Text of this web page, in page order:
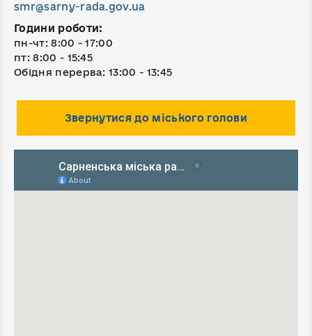
smr@sarny-rada.gov.ua
Години роботи:
пн-чт: 8:00 - 17:00
пт: 8:00 - 15:45
Обідня перерва: 13:00 - 13:45
Звернутися до міського голови